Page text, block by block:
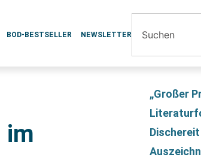
BOD-BESTSELLER NEWSLETTER
im
„Großer